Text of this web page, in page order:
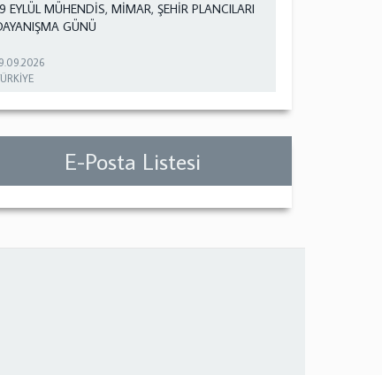
EYLÜL MÜHENDİS, MİMAR, ŞEHİR PLANCILARI
GÜNÜ
E-Posta Listesi